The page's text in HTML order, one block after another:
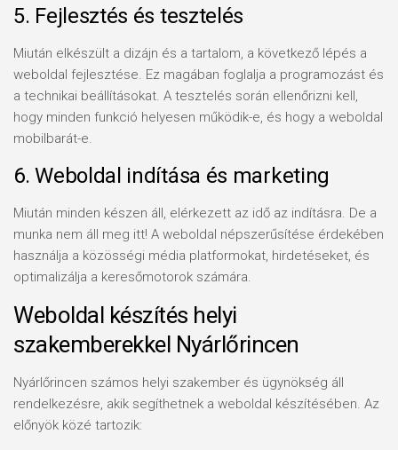
5. Fejlesztés és tesztelés
Miután elkészült a dizájn és a tartalom, a következő lépés a
weboldal fejlesztése. Ez magában foglalja a programozást és
a technikai beállításokat. A tesztelés során ellenőrizni kell,
hogy minden funkció helyesen működik-e, és hogy a weboldal
mobilbarát-e.
6. Weboldal indítása és marketing
Miután minden készen áll, elérkezett az idő az indításra. De a
munka nem áll meg itt! A weboldal népszerűsítése érdekében
használja a közösségi média platformokat, hirdetéseket, és
optimalizálja a keresőmotorok számára.
Weboldal készítés helyi
szakemberekkel Nyárlőrincen
Nyárlőrincen számos helyi szakember és ügynökség áll
rendelkezésre, akik segíthetnek a weboldal készítésében. Az
előnyök közé tartozik: